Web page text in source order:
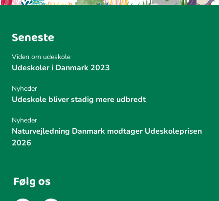
Seneste
Viden om udeskole
Udeskoler i Danmark 2023
Nyheder
Udeskole bliver stadig mere udbredt
Nyheder
Naturvejledning Danmark modtager Udeskoleprisen
2026
Følg os